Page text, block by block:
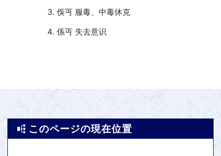
俁丏 服毒、中毒休克
係丏 失去意识
このページの現在位置